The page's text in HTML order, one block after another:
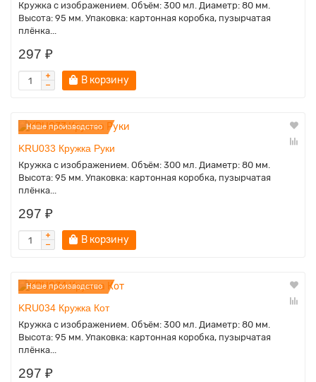
Кружка с изображением. Объём: 300 мл. Диаметр: 80 мм.
Высота: 95 мм. Упаковка: картонная коробка, пузырчатая
плёнка...
297 ₽
В корзину
Наше производство
KRU033 Кружка Руки
Кружка с изображением. Объём: 300 мл. Диаметр: 80 мм.
Высота: 95 мм. Упаковка: картонная коробка, пузырчатая
плёнка...
297 ₽
В корзину
Наше производство
KRU034 Кружка Кот
Кружка с изображением. Объём: 300 мл. Диаметр: 80 мм.
Высота: 95 мм. Упаковка: картонная коробка, пузырчатая
плёнка...
297 ₽